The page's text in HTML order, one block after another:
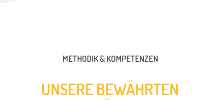
METHODIK & KOMPETENZEN
UNSERE BEWÄHRTEN